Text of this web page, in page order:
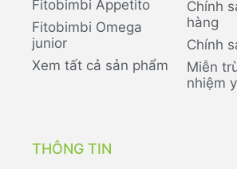
Fitobimbi Appetito
Fitobimbi Omega
junior
Xem tất cả sản phẩm
Chính
hàng
Chính
Miễn
nhiệm
THÔNG TIN